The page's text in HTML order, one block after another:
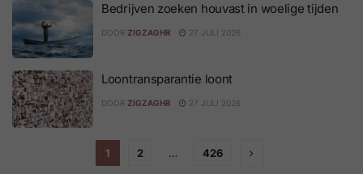
Bedrijven zoeken houvast in woelige tijden
DOOR ZIGZAGHR 27 JULI 2026
Loontransparantie loont
DOOR ZIGZAGHR 27 JULI 2026
1 2 … 426